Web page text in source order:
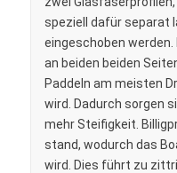
speziell dafür separat
eingeschoben
an beiden beiden
Paddeln am meisten
wird. Dadurch sorgen
mehr Steifigkeit.
stand, wodurch das
wird. Dies führt zu